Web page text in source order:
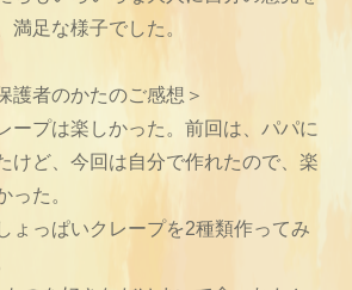
満足な様子でした。
護者のかたのご感想＞
ープは楽しかった。前回は、パパに
けど、今回は自分で作れたので、楽
った。
ょっぱいクレープを2種類作ってみ